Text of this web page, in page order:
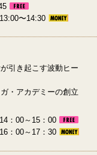
〜14:30
引き起こす波動ヒー
・アカデミーの創立
：00～15：00
：00～17：30